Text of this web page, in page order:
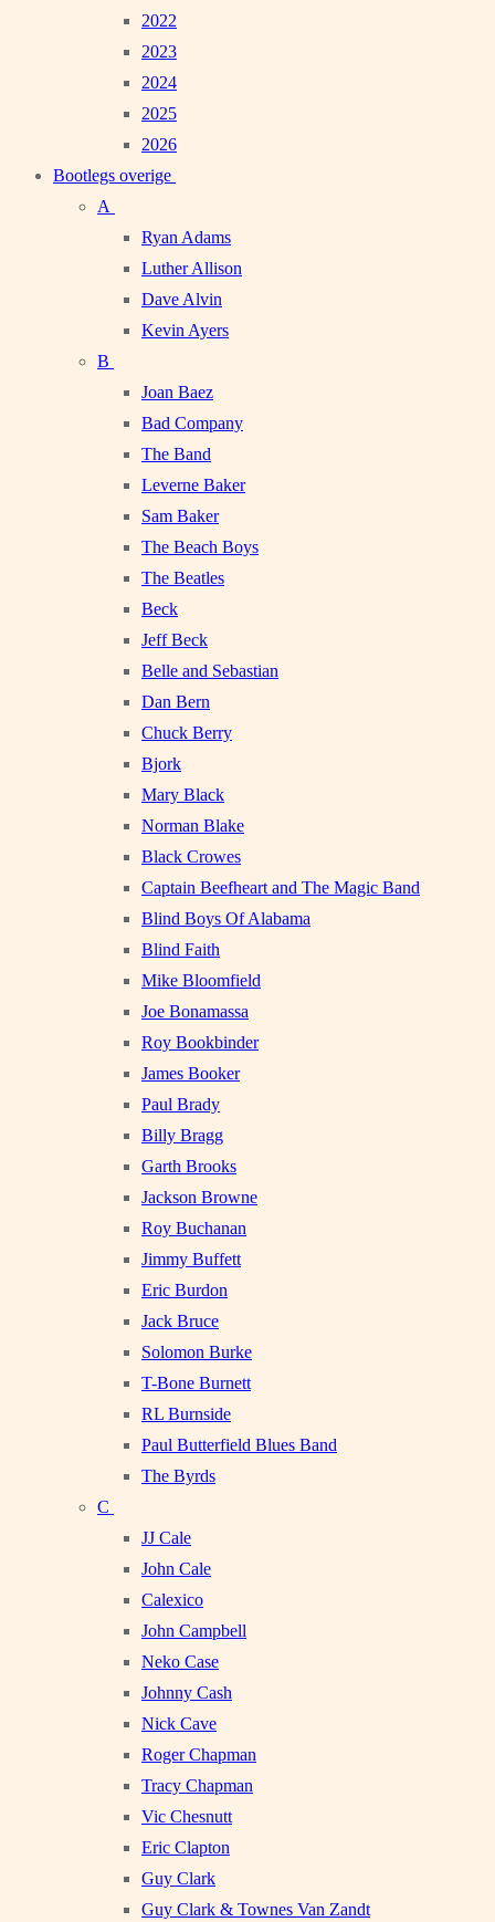
2022
2023
2024
2025
2026
Bootlegs overige
A
Ryan Adams
Luther Allison
Dave Alvin
Kevin Ayers
B
Joan Baez
Bad Company
The Band
Leverne Baker
Sam Baker
The Beach Boys
The Beatles
Beck
Jeff Beck
Belle and Sebastian
Dan Bern
Chuck Berry
Bjork
Mary Black
Norman Blake
Black Crowes
Captain Beefheart and The Magic Band
Blind Boys Of Alabama
Blind Faith
Mike Bloomfield
Joe Bonamassa
Roy Bookbinder
James Booker
Paul Brady
Billy Bragg
Garth Brooks
Jackson Browne
Roy Buchanan
Jimmy Buffett
Eric Burdon
Jack Bruce
Solomon Burke
T-Bone Burnett
RL Burnside
Paul Butterfield Blues Band
The Byrds
C
JJ Cale
John Cale
Calexico
John Campbell
Neko Case
Johnny Cash
Nick Cave
Roger Chapman
Tracy Chapman
Vic Chesnutt
Eric Clapton
Guy Clark
Guy Clark & Townes Van Zandt